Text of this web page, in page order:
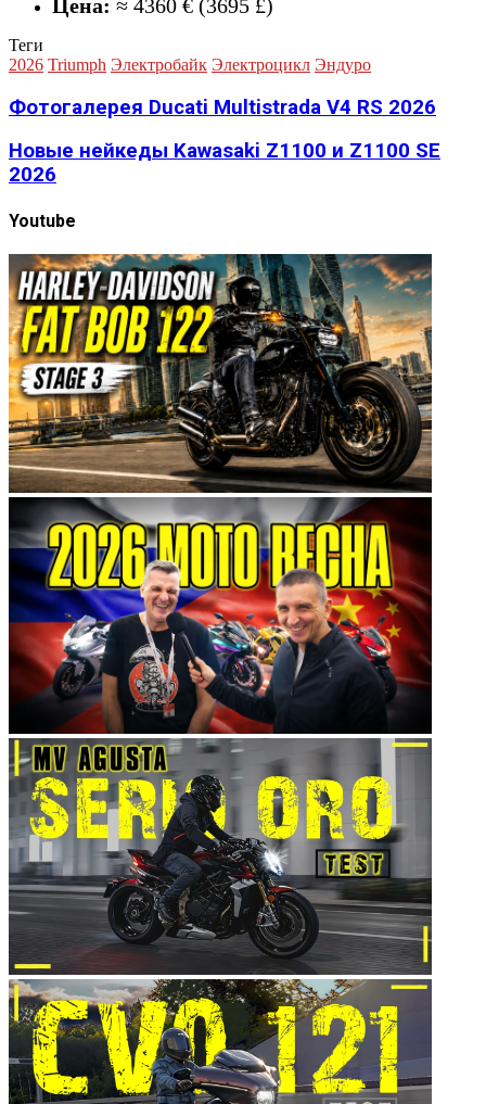
Цена: ≈ 4360 € (3695 £)
Теги
2026 Triumph Электробайк Электроцикл Эндуро
Фотогалерея Ducati Multistrada V4 RS 2026
Новые нейкеды Kawasaki Z1100 и Z1100 SE
2026
Youtube